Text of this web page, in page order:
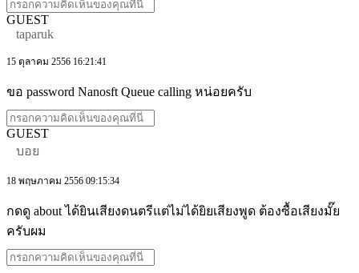
GUEST
taparuk
15 ตุลาคม 2556 16:21:41
ขอ password Nanosft Queue calling หน่อยครับ
GUEST
บอย
18 พฤษภาคม 2556 09:15:34
กดดู about ได้ยินเสียงดนตรีแต่ไม่ได้ยิยเสียงพูด ต้องซื้อเสียงมั๊ย
ครับผม